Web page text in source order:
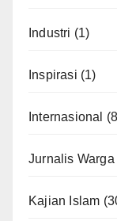
Industri (1)
Inspirasi (1)
Internasional
Jurnalis Warga
Kajian Islam